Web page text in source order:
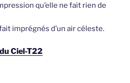
qu’elle ne fait rien de
imprégnés d’un air céleste.
Ciel-T22